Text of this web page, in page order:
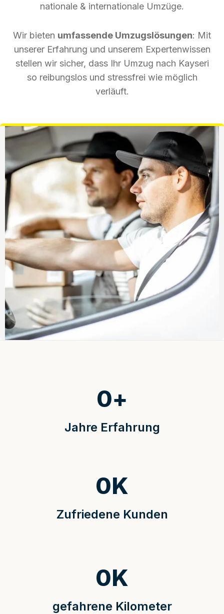
nationale & internationale Umzüge.
Wir bieten umfassende Umzugslösungen: Mit
unserer Erfahrung und unserem Expertenwissen
stellen wir sicher, dass Ihr Umzug nach Kayseri
so reibungslos und stressfrei wie möglich
verläuft.
Jahre Erfahrung
0+
Zufriedene Kunden
0K
gefahrene Kilometer
0K